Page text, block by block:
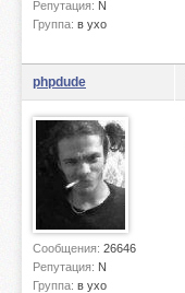
Репутация: N
Группа: в ухо
phpdude
Сообщения: 26646
Репутация: N
Группа: в ухо